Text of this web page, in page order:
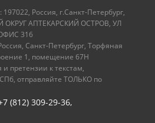
Россия, г.Санкт-Петербург,
АПТЕКАРСКИЙ ОСТРОВ, УЛ
316
Санкт-Петербург, Торфяная
1, помещение 67Н
претензии к текстам,
отправляйте ТОЛЬКО по
(812) 309-29-36,